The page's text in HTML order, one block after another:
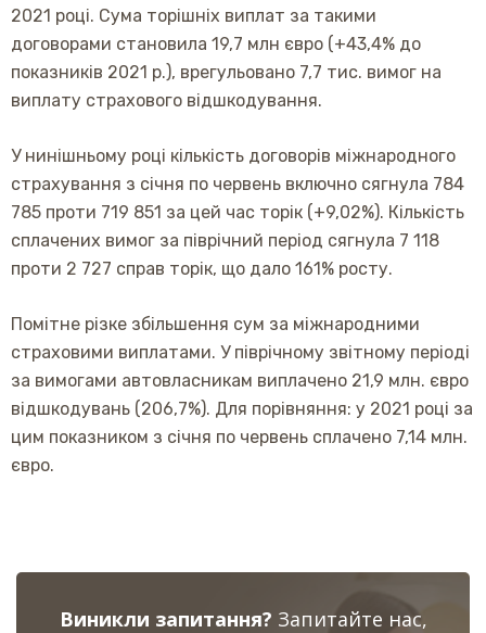
2021 році. Сума торішніх виплат за такими
договорами становила 19,7 млн євро (+43,4% до
показників 2021 р.), врегульовано 7,7 тис. вимог на
виплату страхового відшкодування.
У нинішньому році кількість договорів міжнародного
страхування з січня по червень включно сягнула 784
785 проти 719 851 за цей час торік (+9,02%). Кількість
сплачених вимог за піврічний період сягнула 7 118
проти 2 727 справ торік, що дало 161% росту.
Помітне різке збільшення сум за міжнародними
страховими виплатами. У піврічному звітному періоді
за вимогами автовласникам виплачено 21,9 млн. євро
відшкодувань (206,7%). Для порівняння: у 2021 році за
цим показником з січня по червень сплачено 7,14 млн.
євро.
Виникли запитання? Запитайте нас,